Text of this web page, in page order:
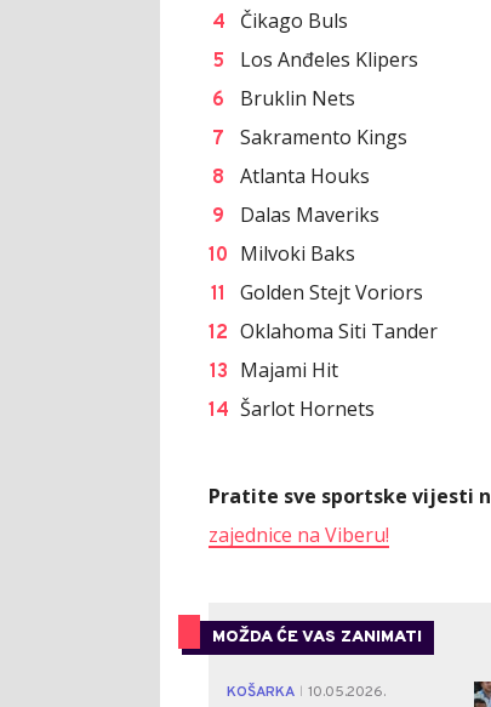
Čikago Buls
Los Anđeles Klipers
Bruklin Nets
Sakramento Kings
Atlanta Houks
Dalas Maveriks
Milvoki Baks
Golden Stejt Voriors
Oklahoma Siti Tander
Majami Hit
Šarlot Hornets
Pratite sve sportske vijesti
zajednice na Viberu!
MOŽDA ĆE VAS ZANIMATI
KOŠARKA
10.05.2026.